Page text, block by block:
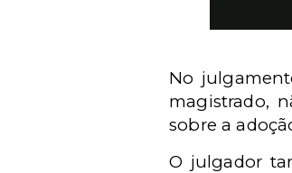
No
magistrado,
sobre a
O julgador